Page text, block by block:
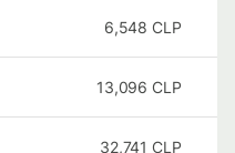
6,548 CLP
13,096 CLP
32,741 CLP